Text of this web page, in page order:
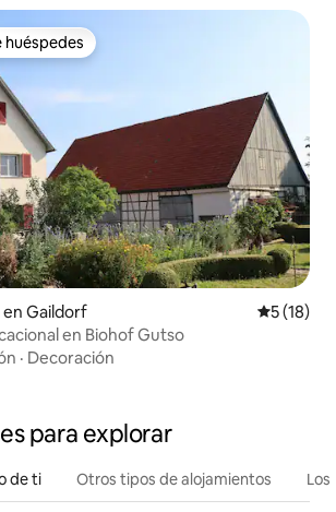
preferido
huéspedes
en Gaildorf
5 (18)
en Biohof Gutso
· Decoración
para explorar
de ti Otros tipos de alojamientos